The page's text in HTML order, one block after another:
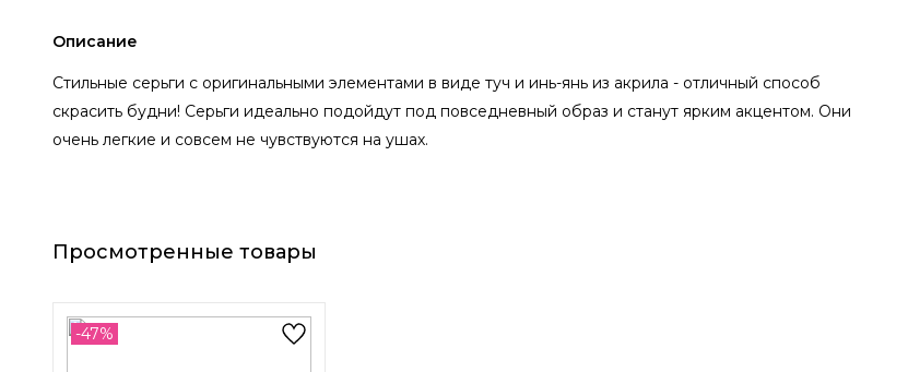
Описание
Стильные серьги с оригинальными элементами в виде туч и инь-янь из акрила - отличный способ
скрасить будни! Серьги идеально подойдут под повседневный образ и станут ярким акцентом. Они
очень легкие и совсем не чувствуются на ушах.
Просмотренные товары
-47%